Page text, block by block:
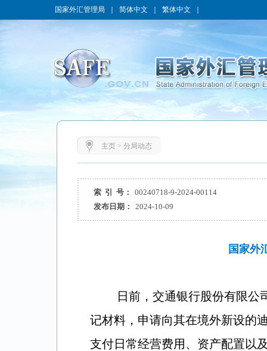
国家外汇管理局 简体中文 繁体中文
主页> 分局动态
索 引 号：
00240718-9-2024-00114
发布日期：
2024-10-09
国家外
日前，交通银行股份有限公
记材料，申请向其在境外新设的
支付日常经营费用、资产配置以